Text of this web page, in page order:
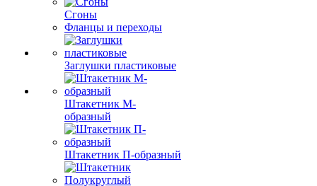
Сгоны
Фланцы и переходы
Заглушки пластиковые
Штакетник М-
образный
Штакетник П-образный